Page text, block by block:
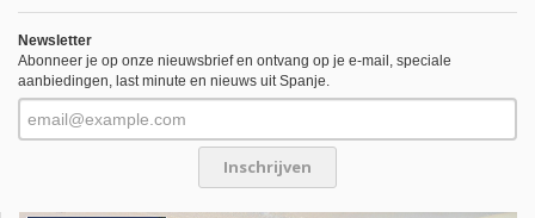
Newsletter
Abonneer je op onze nieuwsbrief en ontvang op je e-mail, speciale
aanbiedingen, last minute en nieuws uit Spanje.
Inschrijven